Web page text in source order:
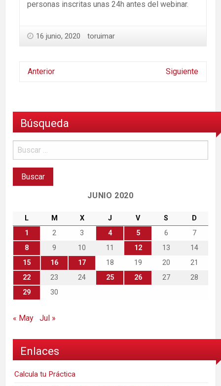
personas inscritas unas 24h antes del webinar.
16 junio, 2020 toruimar
Anterior Siguiente
Búsqueda
JUNIO 2020
L M X J V S
D
1
2 3 4 5 6
7
8
9 10 11 12 13
14
15
16 17 18 19 20
21
22
23 24 25 26 27
28
29
30
« May Jul »
Enlaces
Calcula tu Práctica